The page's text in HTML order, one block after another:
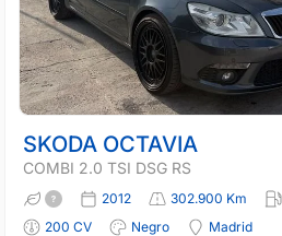
SKODA OCTAVIA
COMBI 2.0 TSI DSG RS
2012 302.900 Km
200 CV
Negro
Madrid